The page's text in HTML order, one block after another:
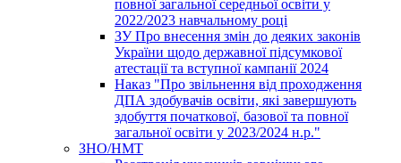
повної загальної середньої освіти у
2022/2023 навчальному році
ЗУ Про внесення змін до деяких законів
України щодо державної підсумкової
атестації та вступної кампанії 2024
Наказ "Про звільнення від проходження
ДПА здобувачів освіти, які завершують
здобуття початкової, базової та повної
загальної освіти у 2023/2024 н.р."
ЗНО/НМТ